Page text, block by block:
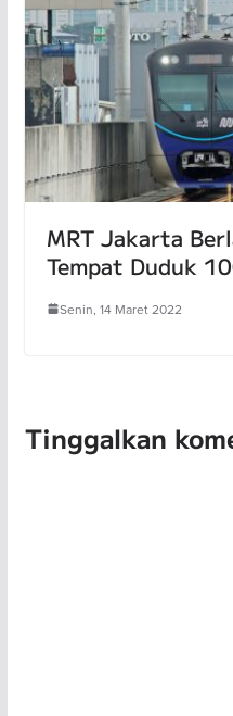
MRT Jakarta
Tempat Duduk
Senin, 14 Maret 2022
Tinggalkan